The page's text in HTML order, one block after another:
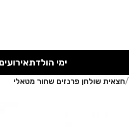
מבצע קיץ! כל
ימי הולדתאירועים
/חצאית שולחן פרנזים שחור מטאלי